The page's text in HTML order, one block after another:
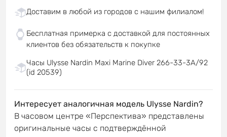
Доставим в любой из городов с нашим филиалом!
Бесплатная примерка с доставкой для постоянных
клиентов без обязательств к покупке
Часы Ulysse Nardin Maxi Marine Diver 266-33-3A/92
(id 20539)
Интересует аналогичная модель Ulysse Nardin?
В часовом центре «Перспектива» представлены
оригинальные часы с подтверждённой